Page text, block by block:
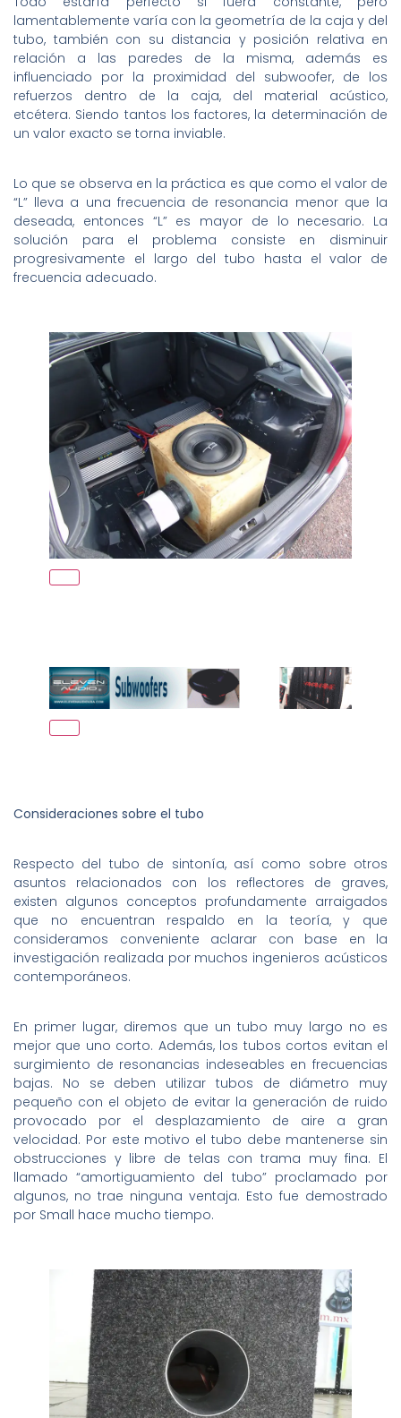
lamentablemente varía con la geometría de la caja y del
tubo, también con su distancia y posición relativa en
relación a las paredes de la misma, además es
influenciado por la proximidad del subwoofer, de los
refuerzos dentro de la caja, del material acústico,
etcétera. Siendo tantos los factores, la determinación de
un valor exacto se torna inviable.
Lo que se observa en la práctica es que como el valor de
“L” lleva a una frecuencia de resonancia menor que la
deseada, entonces “L” es mayor de lo necesario. La
solución para el problema consiste en disminuir
progresivamente el largo del tubo hasta el valor de
frecuencia adecuado.
Consideraciones sobre el tubo
Respecto del tubo de sintonía, así como sobre otros
asuntos relacionados con los reflectores de graves,
existen algunos conceptos profundamente arraigados
que no encuentran respaldo en la teoría, y que
consideramos conveniente aclarar con base en la
investigación realizada por muchos ingenieros acústicos
contemporáneos.
En primer lugar, diremos que un tubo muy largo no es
mejor que uno corto. Además, los tubos cortos evitan el
surgimiento de resonancias indeseables en frecuencias
bajas. No se deben utilizar tubos de diámetro muy
pequeño con el objeto de evitar la generación de ruido
provocado por el desplazamiento de aire a gran
velocidad. Por este motivo el tubo debe mantenerse sin
obstrucciones y libre de telas con trama muy fina. El
llamado “amortiguamiento del tubo” proclamado por
algunos, no trae ninguna ventaja. Esto fue demostrado
por Small hace mucho tiempo.